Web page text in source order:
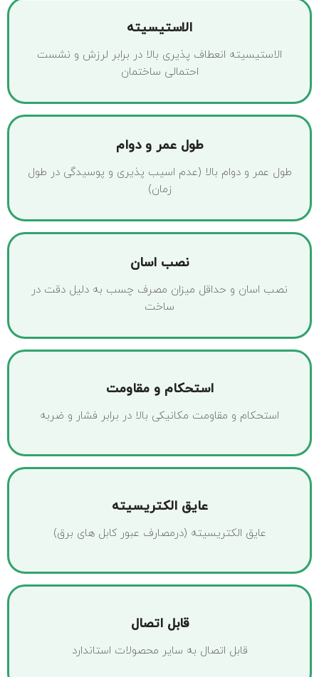
الاستیسیته
الاستیسیته انعطاف پذیری بالا در برابر لرزش و نشست
احتمالی ساختمان
طول عمر و دوام
طول عمر و دوام بالا (عدم اسیب پذیری و پوسیدگی در طول
زمان)
نصب اسان
نصب اسان و حداقل میزان مصرف چسب به دلیل دقت در
ساخت
استحکام و مقاومت
استحکام و مقاومت مکانیکی بالا در برابر فشار و ضربه
عایق الکتریسیته
عایق الکتریسیته (درمصارف عبور کابل های برق)
قابل اتصال
قابل اتصال به سایر محصولات استاندارد